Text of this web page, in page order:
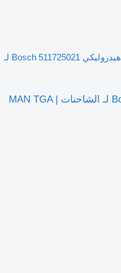
محرك هيدروليكي Bosch 511725021 لـ
محرك هيدروليكي Bosch 511725021 لـ الشاحنات MAN TGA |